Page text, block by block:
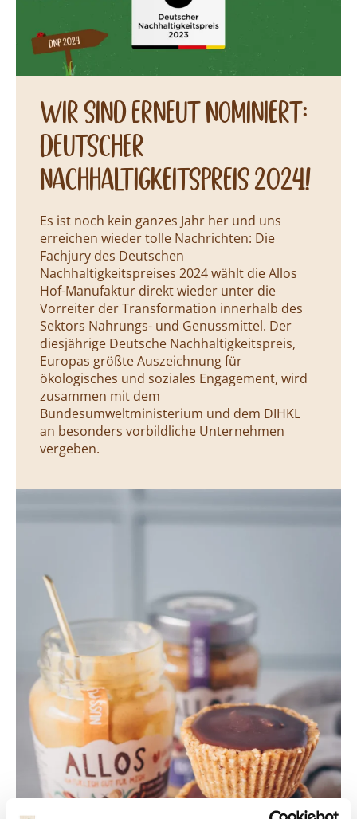
wir sind erneut nominiert:
deutscher
nachhaltigkeitspreis 2024!
Es ist noch kein ganzes Jahr her und uns
erreichen wieder tolle Nachrichten: Die
Fachjury des Deutschen
Nachhaltigkeitspreises 2024 wählt die Allos
Hof-Manufaktur direkt wieder unter die
Vorreiter der Transformation innerhalb des
Sektors Nahrungs- und Genussmittel. Der
diesjährige Deutsche Nachhaltigkeitspreis,
Europas größte Auszeichnung für
ökologisches und soziales Engagement, wird
zusammen mit dem
Bundesumweltministerium und dem DIHKL
an besonders vorbildliche Unternehmen
vergeben.